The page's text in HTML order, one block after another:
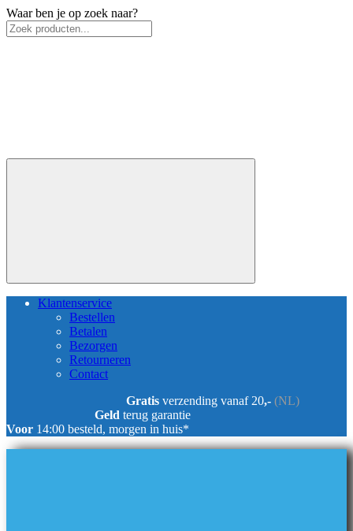
Waar ben je op zoek naar?
Klantenservice
Bestellen
Betalen
Bezorgen
Retourneren
Contact
Gratis verzending vanaf 20,- (NL)
Geld terug garantie
Voor 14:00 besteld, morgen in huis*